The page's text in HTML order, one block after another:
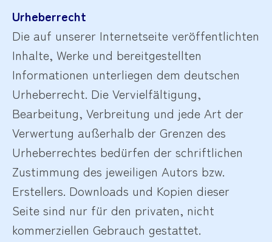
Urheberrecht
Die auf unserer Internetseite veröffentlichten
Inhalte, Werke und bereitgestellten
Informationen unterliegen dem deutschen
Urheberrecht. Die Vervielfältigung,
Bearbeitung, Verbreitung und jede Art der
Verwertung außerhalb der Grenzen des
Urheberrechtes bedürfen der schriftlichen
Zustimmung des jeweiligen Autors bzw.
Erstellers. Downloads und Kopien dieser
Seite sind nur für den privaten, nicht
kommerziellen Gebrauch gestattet.